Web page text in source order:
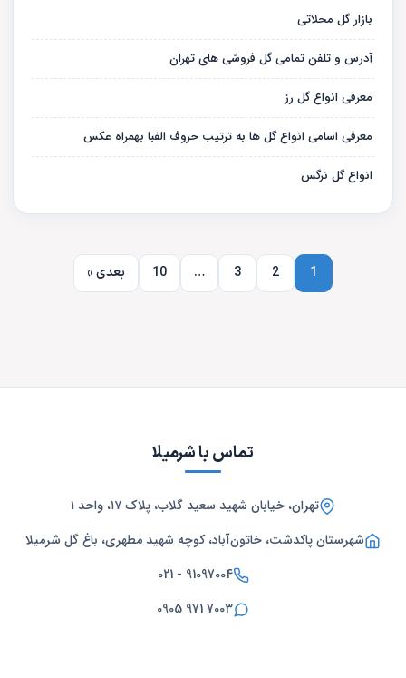
بازار گل محلاتی
آدرس و تلفن تمامی گل فروشی های تهران
معرفی انواع گل رز
معرفی اسامی انواع گل ها به ترتیب حروف الفبا بهمراه عکس
انواع گل نرگس
1
2
3
…
10 بعدی »
تماس با شرمیلا
تهران، خیابان شهید سعید گلاب، پلاک ۱۷، واحد ۱
شهرستان پاکدشت، خاتون‌آباد، کوچه شهید مطهری، باغ گل شرمیلا
021 - 91097004
0905 971 7003